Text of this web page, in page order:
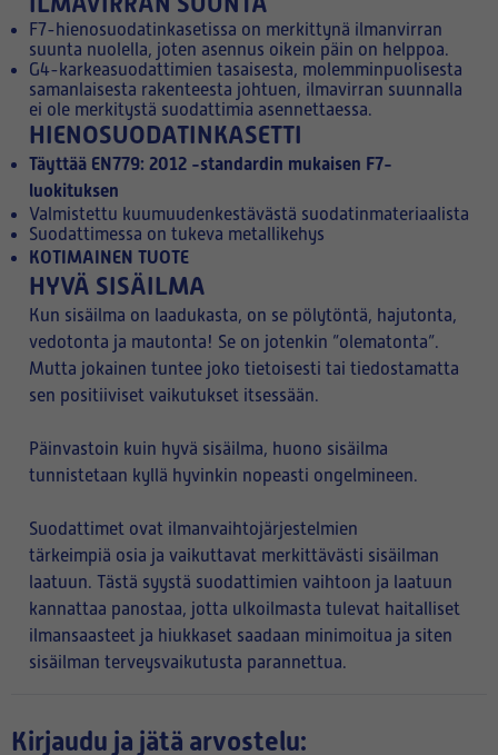
F7-hienosuodatinkasetissa on merkittynä ilmanvirran
suunta nuolella, joten asennus oikein päin on helppoa.
G4-karkeasuodattimien tasaisesta, molemminpuolisesta
samanlaisesta rakenteesta johtuen, ilmavirran suunnalla
ei ole merkitystä suodattimia asennettaessa.
HIENOSUODATINKASETTI
Täyttää EN779: 2012 -standardin mukaisen F7-
luokituksen
Valmistettu kuumuudenkestävästä suodatinmateriaalista
Suodattimessa on tukeva metallikehys
KOTIMAINEN TUOTE
HYVÄ SISÄILMA
Kun sisäilma on laadukasta, on se pölytöntä, hajutonta,
vedotonta ja mautonta! Se on jotenkin ”olematonta”.
Mutta jokainen tuntee joko tietoisesti tai tiedostamatta
sen positiiviset vaikutukset itsessään.
Päinvastoin kuin hyvä sisäilma, huono sisäilma
tunnistetaan kyllä hyvinkin nopeasti ongelmineen.
Suodattimet ovat ilmanvaihtojärjestelmien
tärkeimpiä osia ja vaikuttavat merkittävästi sisäilman
laatuun. Tästä syystä suodattimien vaihtoon ja laatuun
kannattaa panostaa, jotta ulkoilmasta tulevat haitalliset
ilmansaasteet ja hiukkaset saadaan minimoitua ja siten
sisäilman terveysvaikutusta parannettua.
Kirjaudu ja jätä arvostelu: